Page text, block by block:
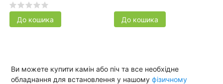
До кошика До кошика
Ви можете купити камін або піч та все необхідне
обладнання для встановлення у нашому фізичному